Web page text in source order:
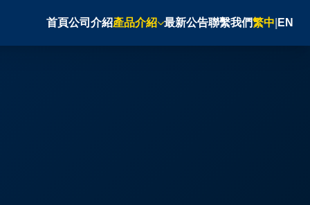
首頁公司介紹產品介紹 最新公告聯繫我們繁中 EN